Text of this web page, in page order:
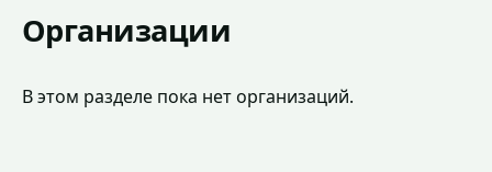
Организации
В этом разделе пока нет организаций.